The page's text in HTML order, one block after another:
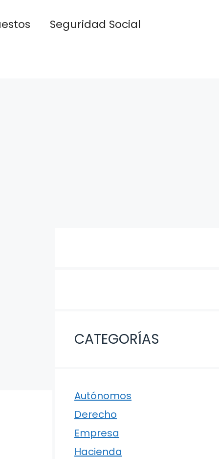
Seguridad Social
CATEGORÍAS
Autónomos
Derecho
Empresa
Hacienda